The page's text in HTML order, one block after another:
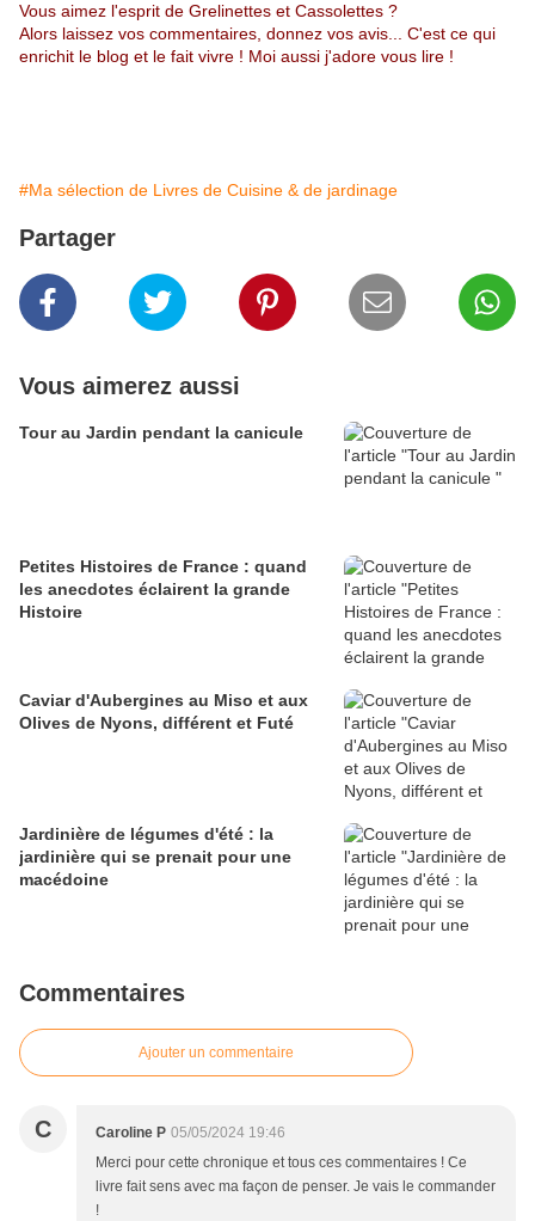
Vous aimez l'esprit de Grelinettes et Cassolettes ?
Alors laissez vos commentaires, donnez vos avis... C'est ce qui
enrichit le blog et le fait vivre ! Moi aussi j'adore vous lire !
#Ma sélection de Livres de Cuisine & de jardinage
Partager
Vous aimerez aussi
Tour au Jardin pendant la canicule
Petites Histoires de France : quand
les anecdotes éclairent la grande
Histoire
Caviar d'Aubergines au Miso et aux
Olives de Nyons, différent et Futé
Jardinière de légumes d'été : la
jardinière qui se prenait pour une
macédoine
Commentaires
Ajouter un commentaire
C Caroline P 05/05/2024 19:46
Merci pour cette chronique et tous ces commentaires ! Ce
livre fait sens avec ma façon de penser. Je vais le commander
!